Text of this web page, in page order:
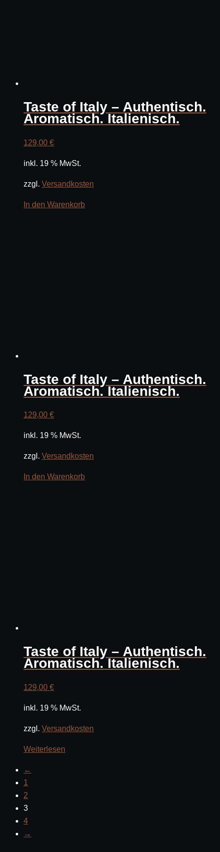
Taste of Italy – Authentisch.
Aromatisch. Italienisch.
129,00 €
inkl. 19 % MwSt.
zzgl. Versandkosten
In den Warenkorb
Taste of Italy – Authentisch.
Aromatisch. Italienisch.
129,00 €
inkl. 19 % MwSt.
zzgl. Versandkosten
In den Warenkorb
Taste of Italy – Authentisch.
Aromatisch. Italienisch.
129,00 €
inkl. 19 % MwSt.
zzgl. Versandkosten
Weiterlesen
←
1
2
3
4
→